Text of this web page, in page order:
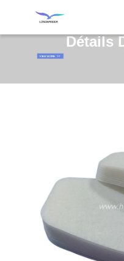
Détails